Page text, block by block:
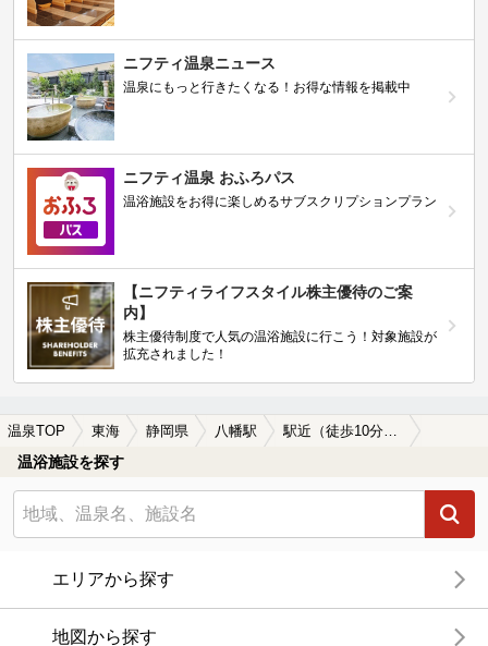
ニフティ温泉ニュース
温泉にもっと行きたくなる！お得な情報を掲載中
ニフティ温泉 おふろパス
温浴施設をお得に楽しめるサブスクリプションプラン
【ニフティライフスタイル株主優待のご案
内】
株主優待制度で人気の温浴施設に行こう！対象施設が
拡充されました！
温泉TOP 東海 静岡県 八幡駅 駅近（徒歩10分以内）の八幡駅近くの温泉、日帰り温泉、スーパー銭湯おすすめ
温浴施設を探す
エリアから探す
地図から探す